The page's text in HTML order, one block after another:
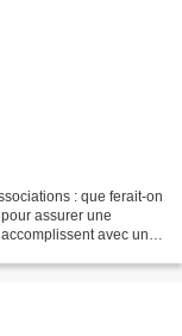
: que ferait-on
assurer une
avec un